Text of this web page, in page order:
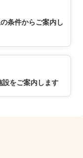
条件からご案内し
設をご案内します